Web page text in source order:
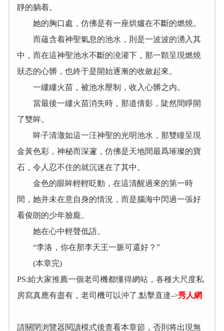
靜的躺着。
她的胸口處，仿佛是有一座烘爐在不斷的燃燒。
而蘊含着神聖氣息的池水，則是一波波的湧入其
中，而在這神聖池水不斷的澆灌下，那一顆呈現燃燒
狀态的心髒，也終于是開始逐漸的收斂起來。
一縷縷火苗，被池水壓制，收入心髒之内。
當最後一縷火苗消失時，那道倩影，陡然間睜開
了雙眸。
眸子清澈如這一汪神聖的光明池水，那雙瞳呈現
金黃色彩，神秘而深邃，仿佛是天地間最爲璀璨的寶
石，令人忍不住的就沉迷在了其中。
金色的眼眸輕輕眨動，在這清醒過來的第一時
間，她并未在意自身的情況，而是腦海中閃過一張好
看俊朗的少年臉龐。
她在心中輕聲低語。
“李洛，你在那李天王一脈可還好？”
(本章完)
PS:給大家推薦一個老司機都懂得網站，各種大尺度私
房寫真應有盡有，老司機可以沖了.點擊直達->秀人網
請關閉浏覽器閱讀模式後查看本章節，否則将出現無